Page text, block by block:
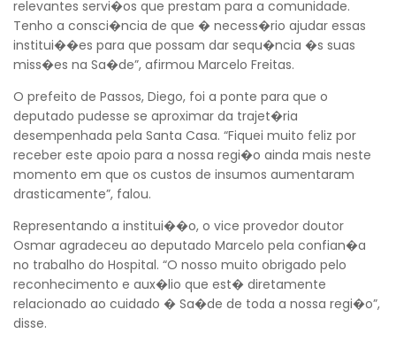
relevantes servi�os que prestam para a comunidade.
Tenho a consci�ncia de que � necess�rio ajudar essas
institui��es para que possam dar sequ�ncia �s suas
miss�es na Sa�de”, afirmou Marcelo Freitas.
O prefeito de Passos, Diego, foi a ponte para que o
deputado pudesse se aproximar da trajet�ria
desempenhada pela Santa Casa. “Fiquei muito feliz por
receber este apoio para a nossa regi�o ainda mais neste
momento em que os custos de insumos aumentaram
drasticamente”, falou.
Representando a institui��o, o vice provedor doutor
Osmar agradeceu ao deputado Marcelo pela confian�a
no trabalho do Hospital. “O nosso muito obrigado pelo
reconhecimento e aux�lio que est� diretamente
relacionado ao cuidado � Sa�de de toda a nossa regi�o”,
disse.